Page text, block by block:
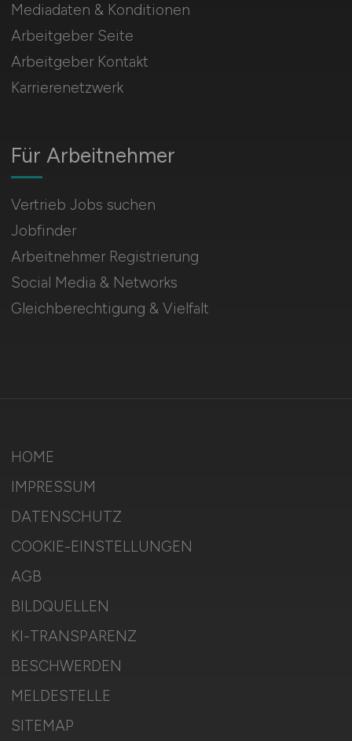
Für Arbeitnehmer
Vertrieb Jobs suchen
Jobfinder
Arbeitnehmer Registrierung
Social Media & Networks
Gleichberechtigung & Vielfalt
Mediadaten & Konditionen
Arbeitgeber Seite
Arbeitgeber Kontakt
Karrierenetzwerk
HOME
IMPRESSUM
DATENSCHUTZ
COOKIE-EINSTELLUNGEN
AGB
BILDQUELLEN
KI-TRANSPARENZ
BESCHWERDEN
MELDESTELLE
SITEMAP